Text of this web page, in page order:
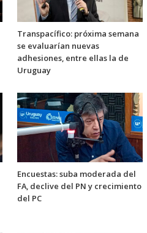
Transpacífico: próxima semana
se evaluarían nuevas
adhesiones, entre ellas la de
Uruguay
Encuestas: suba moderada del
FA, declive del PN y crecimiento
del PC